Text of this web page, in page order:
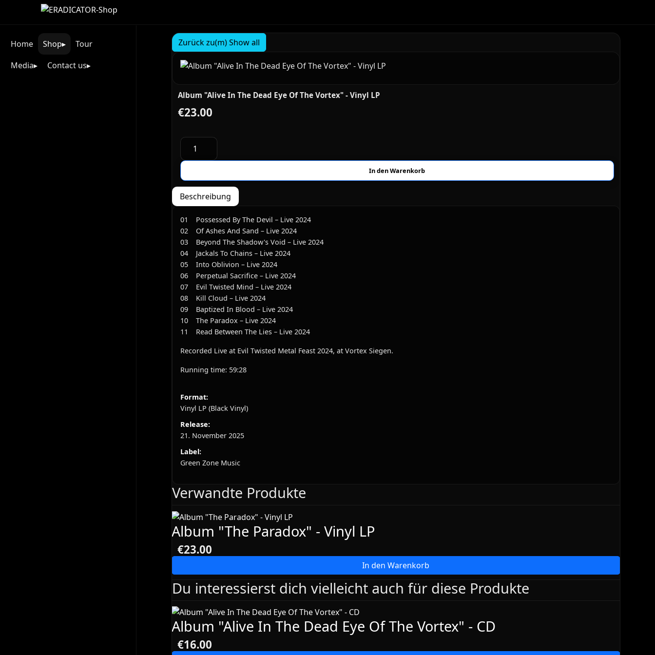
Home Shop
Tour
Media
Contact us
Zurück zu(m) Show all
Album "Alive In The Dead Eye Of The Vortex" - Vinyl LP
€23.00
Beschreibung
01 Possessed By The Devil – Live 2024
02 Of Ashes And Sand – Live 2024
03 Beyond The Shadow's Void – Live 2024
04 Jackals To Chains – Live 2024
05 Into Oblivion – Live 2024
06 Perpetual Sacrifice – Live 2024
07 Evil Twisted Mind – Live 2024
08 Kill Cloud – Live 2024
09 Baptized In Blood – Live 2024
10 The Paradox – Live 2024
11 Read Between The Lies – Live 2024
Recorded Live at Evil Twisted Metal Feast 2024, at Vortex Siegen.
Running time: 59:28
Format:
Vinyl LP (Black Vinyl)
Release:
21. November 2025
Label:
Green Zone Music
Verwandte Produkte
Album "The Paradox" - Vinyl LP
€23.00
In den Warenkorb
Du interessierst dich vielleicht auch für diese Produkte
Album "Alive In The Dead Eye Of The Vortex" - CD
€16.00